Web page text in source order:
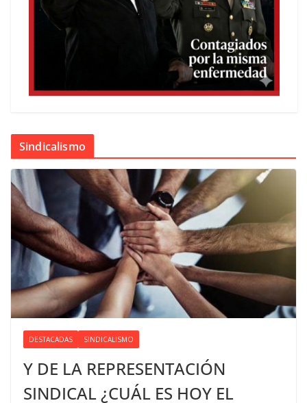
Sindicalismo
DESTACADAS SINDICALISMO
Y DE LA REPRESENTACIÓN
SINDICAL ¿CUÁL ES HOY EL